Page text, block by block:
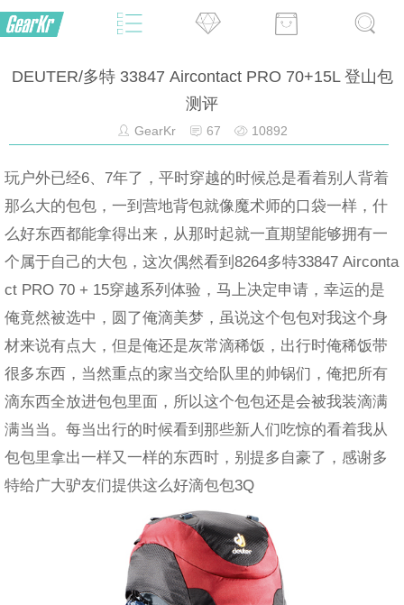
DEUTER/多特 33847 Aircontact PRO 70+15L 登山包
测评
GearKr 67 10892
玩户外已经6、7年了，平时穿越的时候总是看着别人背着
那么大的包包，一到营地背包就像魔术师的口袋一样，什
么好东西都能拿得出来，从那时起就一直期望能够拥有一
个属于自己的大包，这次偶然看到8264多特33847 Airconta
ct PRO 70 + 15穿越系列体验，马上决定申请，幸运的是
俺竟然被选中，圆了俺滴美梦，虽说这个包包对我这个身
材来说有点大，但是俺还是灰常滴稀饭，出行时俺稀饭带
很多东西，当然重点的家当交给队里的帅锅们，俺把所有
滴东西全放进包包里面，所以这个包包还是会被我装滴满
满当当。每当出行的时候看到那些新人们吃惊的看着我从
包包里拿出一样又一样的东西时，别提多自豪了，感谢多
特给广大驴友们提供这么好滴包包3Q